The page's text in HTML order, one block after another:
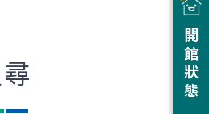
開館狀態